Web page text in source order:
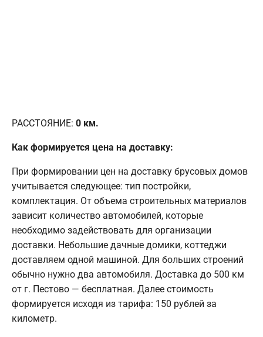
РАССТОЯНИЕ: 0 км.
Как формируется цена на доставку:
При формировании цен на доставку брусовых домов
учитывается следующее: тип постройки,
комплектация. От объема строительных материалов
зависит количество автомобилей, которые
необходимо задействовать для организации
доставки. Небольшие дачные домики, коттеджи
доставляем одной машиной. Для больших строений
обычно нужно два автомобиля. Доставка до 500 км
от г. Пестово — бесплатная. Далее стоимость
формируется исходя из тарифа: 150 рублей за
километр.